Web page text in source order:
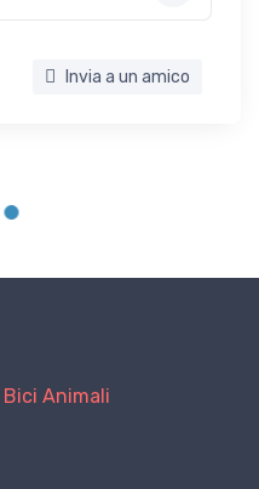
Invia a un amico
Bici Animali